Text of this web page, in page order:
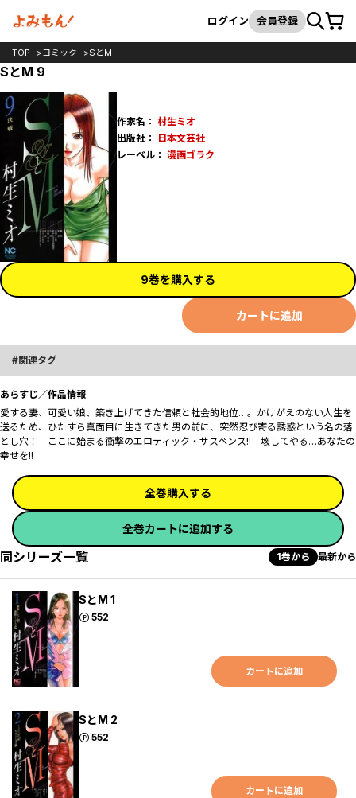
検索
ログイン 会員登録カート
TOP コミック SとM
SとM 9
作家名： 村生ミオ
出版社：
日本文芸社
レーベル： 漫画ゴラク
9巻を購入する
カートに追加
関連タグ
あらすじ／作品情報
愛する妻、可愛い娘、築き上げてきた信頼と社会的地位…。かけがえのない人生を
送るため、ひたすら真面目に生きてきた男の前に、突然忍び寄る誘惑という名の落
とし穴！ ここに始まる衝撃のエロティック・サスペンス!! 壊してやる…あなたの
幸せを!!
全巻購入する
全巻カートに追加する
同シリーズ一覧 1巻から 最新から
SとM 1
552
ポイント
カートに追加
SとM 2
552
ポイント
カートに追加